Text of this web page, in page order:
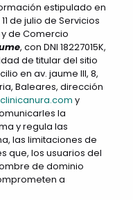
estipulado en
de julio de Servicios
de Comercio
, con DNI 18227015K,
de titular del sitio
en av. jaume III, 8,
Baleares, dirección
y
la
y regula las
las limitaciones de
que, los usuarios del
de dominio
a